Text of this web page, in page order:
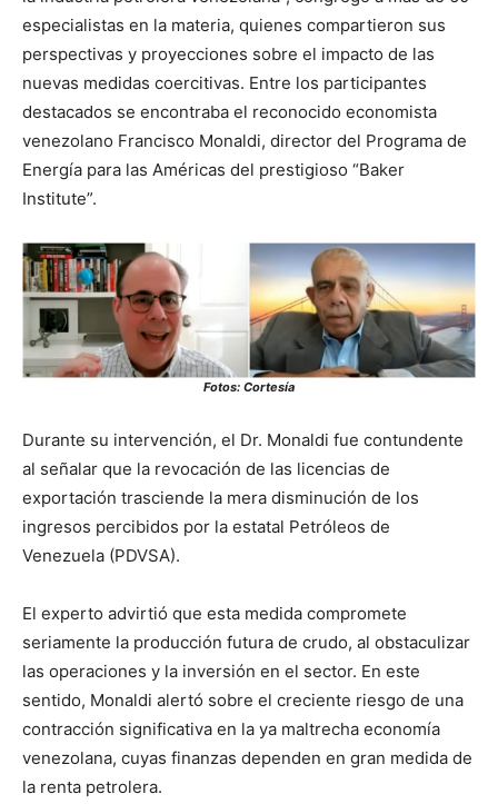
especialistas en la materia, quienes compartieron sus
perspectivas y proyecciones sobre el impacto de las
nuevas medidas coercitivas. Entre los participantes
destacados se encontraba el reconocido economista
venezolano Francisco Monaldi, director del Programa de
Energía para las Américas del prestigioso “Baker
Institute”.
Fotos: Cortesía
Durante su intervención, el Dr. Monaldi fue contundente
al señalar que la revocación de las licencias de
exportación trasciende la mera disminución de los
ingresos percibidos por la estatal Petróleos de
Venezuela (PDVSA).
El experto advirtió que esta medida compromete
seriamente la producción futura de crudo, al obstaculizar
las operaciones y la inversión en el sector. En este
sentido, Monaldi alertó sobre el creciente riesgo de una
contracción significativa en la ya maltrecha economía
venezolana, cuyas finanzas dependen en gran medida de
la renta petrolera.